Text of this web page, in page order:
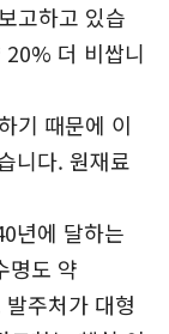
고하고 있습
더 비쌉니
기 때문에 이
니다. 원재료
년에 달하는
명도 약
주처가 대형